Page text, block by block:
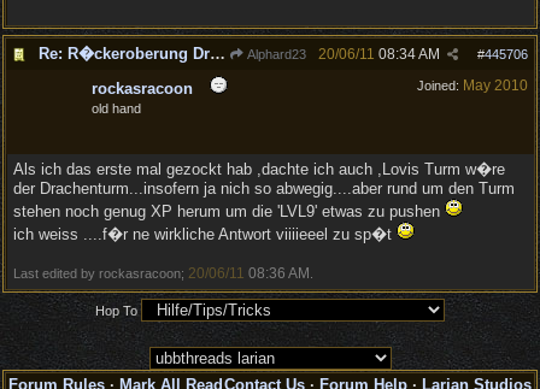
Re: R�ckeroberung Drachenturm: Skelette auf der Br�cke Alphard23 #445706
20/06/11 08:34 AM
Joined: May 2010
rockasracoon
old hand
Als ich das erste mal gezockt hab ,dachte ich auch ,Lovis Turm w�re
der Drachenturm...insofern ja nich so abwegig....aber rund um den Turm
stehen noch genug XP herum um die 'LVL9' etwas zu pushen
ich weiss ....f�r ne wirkliche Antwort viiiieeel zu sp�t
Last edited by rockasracoon; 20/06/11 08:36 AM
Hop To
Forum Rules · Mark All Read Contact Us · Forum Help · Larian Studios